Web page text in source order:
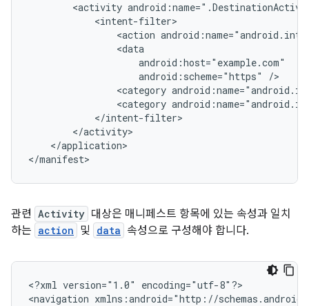
<activity
<action
android:scheme="https"
<category
<category
</application>
관련 Activity 대상은 매니페스트 항목에 있는 속성과 일치
하는 action 및 data 속성으로 구성해야 합니다.
<?xml version="1.0"
encoding="utf-8"?>
<navigation